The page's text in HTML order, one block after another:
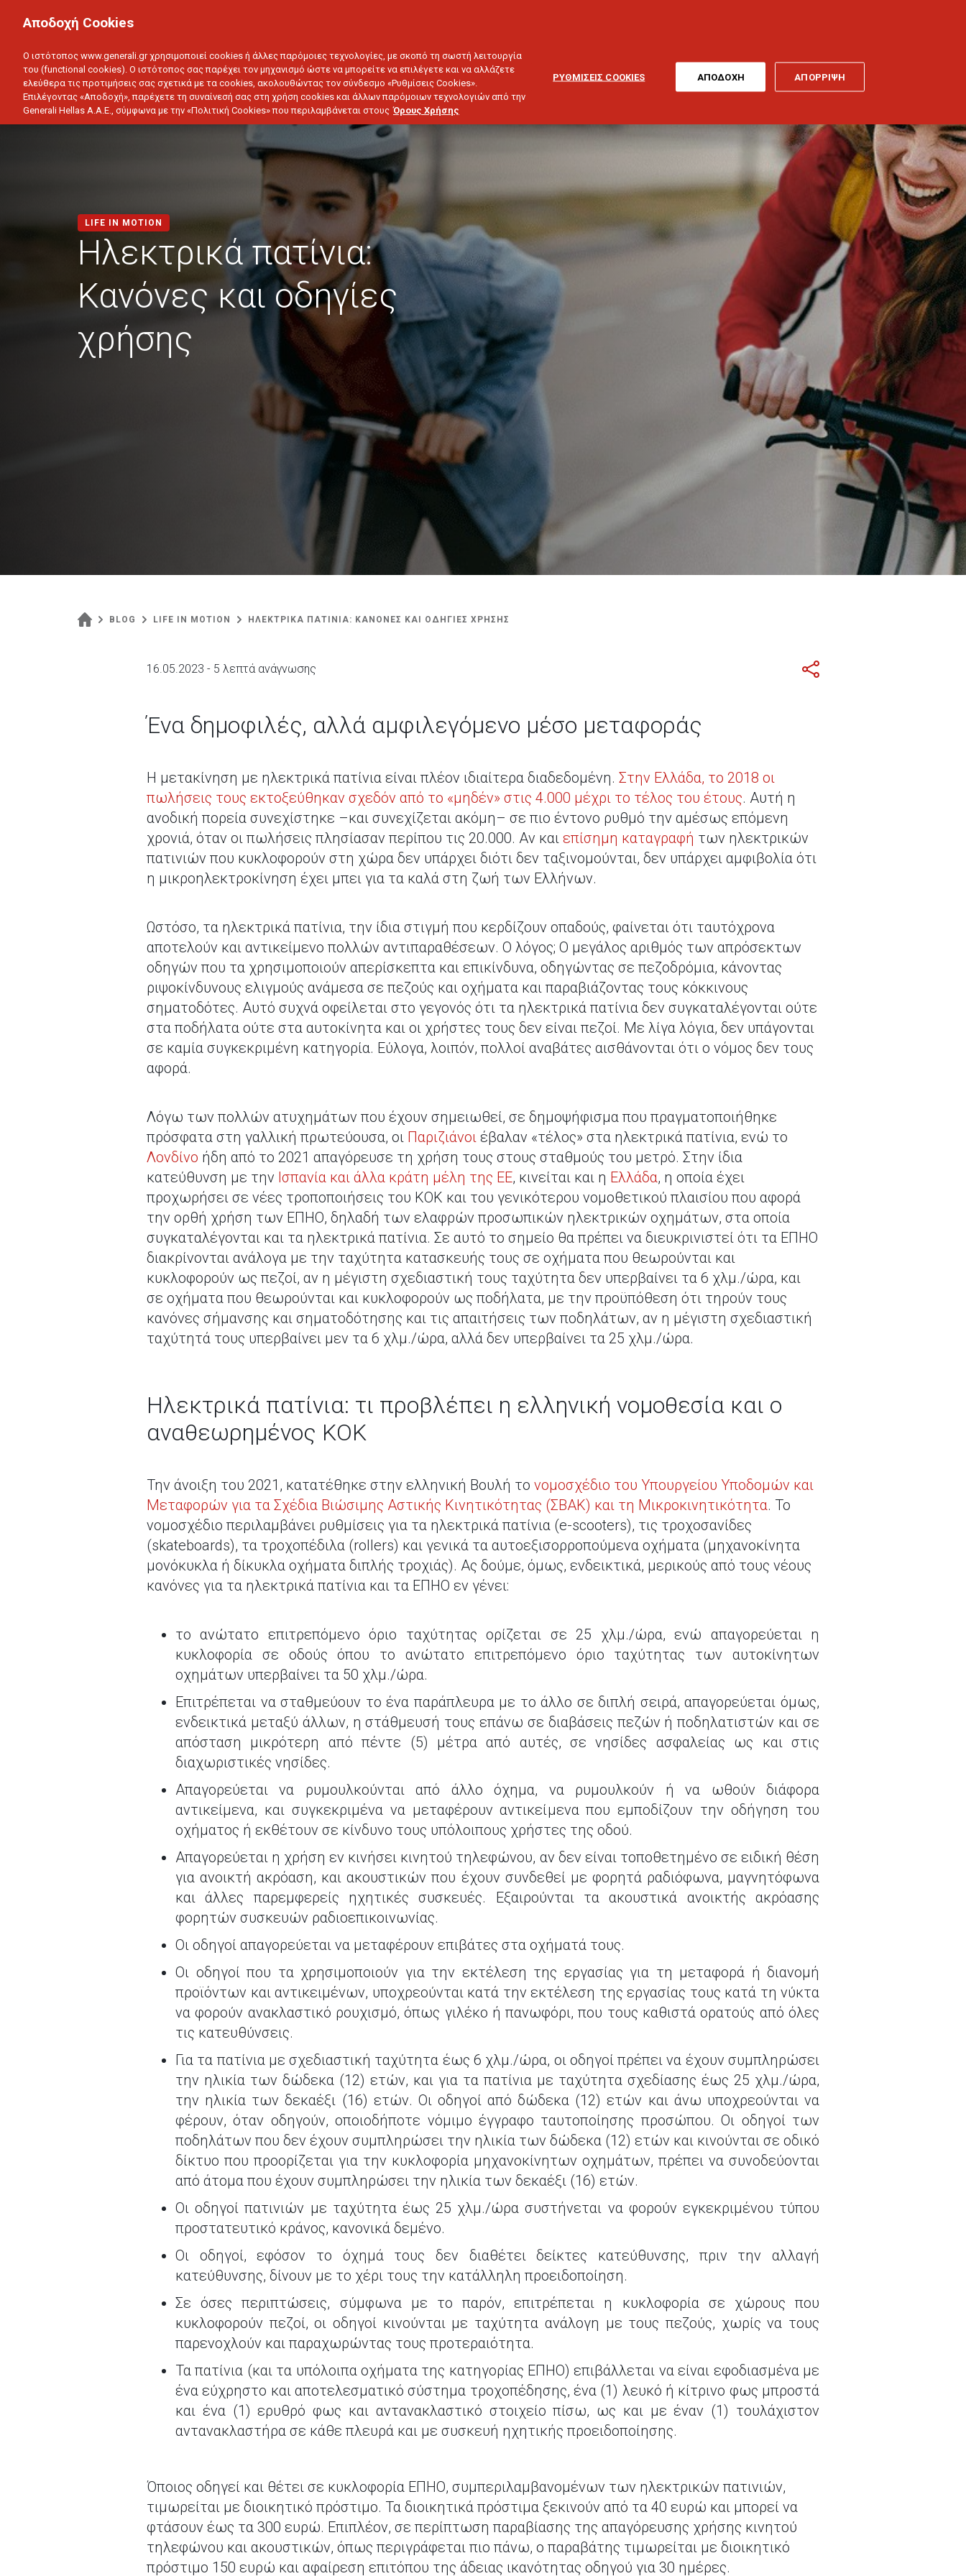
ΥΓΕΙΑ ΑΥΤΟΚΙΝΗΤΟ ΣΠΙΤΙ ΑΠΟΤΑΜΙΕΥΣΗ & ΕΠΕΝΔΥΣΕΙΣ ΤΑΞΙΔΙ ΣΚΑΦΟΣ
LIFE IN MOTION
Ηλεκτρικά πατίνια:
Κανόνες και οδηγίες
χρήσης
BLOG LIFE IN MOTION ΗΛΕΚΤΡΙΚΑ ΠΑΤΙΝΙΑ: ΚΑΝΟΝΕΣ ΚΑΙ ΟΔΗΓΙΕΣ ΧΡΗΣΗΣ
16.05.2023 - 5 λεπτά ανάγνωσης
Ένα δημοφιλές, αλλά αμφιλεγόμενο μέσο μεταφοράς
Η μετακίνηση με ηλεκτρικά πατίνια είναι πλέον ιδιαίτερα διαδεδομένη. Στην Ελλάδα, το 2018 οι
πωλήσεις τους εκτοξεύθηκαν σχεδόν από το «μηδέν» στις 4.000 μέχρι το τέλος του έτους. Αυτή η
ανοδική πορεία συνεχίστηκε –και συνεχίζεται ακόμη– σε πιο έντονο ρυθμό την αμέσως επόμενη
χρονιά, όταν οι πωλήσεις πλησίασαν περίπου τις 20.000. Αν και επίσημη καταγραφή των ηλεκτρικών
πατινιών που κυκλοφορούν στη χώρα δεν υπάρχει διότι δεν ταξινομούνται, δεν υπάρχει αμφιβολία ότι
η μικροηλεκτροκίνηση έχει μπει για τα καλά στη ζωή των Ελλήνων.
Ωστόσο, τα ηλεκτρικά πατίνια, την ίδια στιγμή που κερδίζουν οπαδούς, φαίνεται ότι ταυτόχρονα
αποτελούν και αντικείμενο πολλών αντιπαραθέσεων. Ο λόγος; Ο μεγάλος αριθμός των απρόσεκτων
οδηγών που τα χρησιμοποιούν απερίσκεπτα και επικίνδυνα, οδηγώντας σε πεζοδρόμια, κάνοντας
ριψοκίνδυνους ελιγμούς ανάμεσα σε πεζούς και οχήματα και παραβιάζοντας τους κόκκινους
σηματοδότες. Αυτό συχνά οφείλεται στο γεγονός ότι τα ηλεκτρικά πατίνια δεν συγκαταλέγονται ούτε
στα ποδήλατα ούτε στα αυτοκίνητα και οι χρήστες τους δεν είναι πεζοί. Με λίγα λόγια, δεν υπάγονται
σε καμία συγκεκριμένη κατηγορία. Εύλογα, λοιπόν, πολλοί αναβάτες αισθάνονται ότι ο νόμος δεν τους
αφορά.
Λόγω των πολλών ατυχημάτων που έχουν σημειωθεί, σε δημοψήφισμα που πραγματοποιήθηκε
πρόσφατα στη γαλλική πρωτεύουσα, οι Παριζιάνοι έβαλαν «τέλος» στα ηλεκτρικά πατίνια, ενώ το
Λονδίνο ήδη από το 2021 απαγόρευσε τη χρήση τους στους σταθμούς του μετρό. Στην ίδια
κατεύθυνση με την Ισπανία και άλλα κράτη μέλη της ΕΕ, κινείται και η Ελλάδα, η οποία έχει
προχωρήσει σε νέες τροποποιήσεις του ΚΟΚ και του γενικότερου νομοθετικού πλαισίου που αφορά
την ορθή χρήση των ΕΠΗΟ, δηλαδή των ελαφρών προσωπικών ηλεκτρικών οχημάτων, στα οποία
συγκαταλέγονται και τα ηλεκτρικά πατίνια. Σε αυτό το σημείο θα πρέπει να διευκρινιστεί ότι τα ΕΠΗΟ
διακρίνονται ανάλογα με την ταχύτητα κατασκευής τους σε οχήματα που θεωρούνται και
κυκλοφορούν ως πεζοί, αν η μέγιστη σχεδιαστική τους ταχύτητα δεν υπερβαίνει τα 6 χλμ./ώρα, και
σε οχήματα που θεωρούνται και κυκλοφορούν ως ποδήλατα, με την προϋπόθεση ότι τηρούν τους
κανόνες σήμανσης και σηματοδότησης και τις απαιτήσεις των ποδηλάτων, αν η μέγιστη σχεδιαστική
ταχύτητά τους υπερβαίνει μεν τα 6 χλμ./ώρα, αλλά δεν υπερβαίνει τα 25 χλμ./ώρα.
Ηλεκτρικά πατίνια: τι προβλέπει η ελληνική νομοθεσία και ο
αναθεωρημένος ΚΟΚ
Την άνοιξη του 2021, κατατέθηκε στην ελληνική Βουλή το νομοσχέδιο του Υπουργείου Υποδομών και
Μεταφορών για τα Σχέδια Βιώσιμης Αστικής Κινητικότητας (ΣΒΑΚ) και τη Μικροκινητικότητα. Το
νομοσχέδιο περιλαμβάνει ρυθμίσεις για τα ηλεκτρικά πατίνια (e-scooters), τις τροχοσανίδες
(skateboards), τα τροχοπέδιλα (rollers) και γενικά τα αυτοεξισορροπούμενα οχήματα (μηχανοκίνητα
μονόκυκλα ή δίκυκλα οχήματα διπλής τροχιάς). Ας δούμε, όμως, ενδεικτικά, μερικούς από τους νέους
κανόνες για τα ηλεκτρικά πατίνια και τα ΕΠΗΟ εν γένει:
το ανώτατο επιτρεπόμενο όριο ταχύτητας ορίζεται σε 25 χλμ./ώρα, ενώ απαγορεύεται η
κυκλοφορία σε οδούς όπου το ανώτατο επιτρεπόμενο όριο ταχύτητας των αυτοκίνητων
οχημάτων υπερβαίνει τα 50 χλμ./ώρα.
Επιτρέπεται να σταθμεύουν το ένα παράπλευρα με το άλλο σε διπλή σειρά, απαγορεύεται όμως,
ενδεικτικά μεταξύ άλλων, η στάθμευσή τους επάνω σε διαβάσεις πεζών ή ποδηλατιστών και σε
απόσταση μικρότερη από πέντε (5) μέτρα από αυτές, σε νησίδες ασφαλείας ως και στις
διαχωριστικές νησίδες.
Απαγορεύεται να ρυμουλκούνται από άλλο όχημα, να ρυμουλκούν ή να ωθούν διάφορα
αντικείμενα, και συγκεκριμένα να μεταφέρουν αντικείμενα που εμποδίζουν την οδήγηση του
οχήματος ή εκθέτουν σε κίνδυνο τους υπόλοιπους χρήστες της οδού.
Απαγορεύεται η χρήση εν κινήσει κινητού τηλεφώνου, αν δεν είναι τοποθετημένο σε ειδική θέση
για ανοικτή ακρόαση, και ακουστικών που έχουν συνδεθεί με φορητά ραδιόφωνα, μαγνητόφωνα
και άλλες παρεμφερείς ηχητικές συσκευές. Εξαιρούνται τα ακουστικά ανοικτής ακρόασης
φορητών συσκευών ραδιοεπικοινωνίας.
Οι οδηγοί απαγορεύεται να μεταφέρουν επιβάτες στα οχήματά τους.
Οι οδηγοί που τα χρησιμοποιούν για την εκτέλεση της εργασίας για τη μεταφορά ή διανομή
προϊόντων και αντικειμένων, υποχρεούνται κατά την εκτέλεση της εργασίας τους κατά τη νύκτα
να φορούν ανακλαστικό ρουχισμό, όπως γιλέκο ή πανωφόρι, που τους καθιστά ορατούς από όλες
τις κατευθύνσεις.
Για τα πατίνια με σχεδιαστική ταχύτητα έως 6 χλμ./ώρα, οι οδηγοί πρέπει να έχουν συμπληρώσει
την ηλικία των δώδεκα (12) ετών, και για τα πατίνια με ταχύτητα σχεδίασης έως 25 χλμ./ώρα,
την ηλικία των δεκαέξι (16) ετών. Οι οδηγοί από δώδεκα (12) ετών και άνω υποχρεούνται να
φέρουν, όταν οδηγούν, οποιοδήποτε νόμιμο έγγραφο ταυτοποίησης προσώπου. Οι οδηγοί των
ποδηλάτων που δεν έχουν συμπληρώσει την ηλικία των δώδεκα (12) ετών και κινούνται σε οδικό
δίκτυο που προορίζεται για την κυκλοφορία μηχανοκίνητων οχημάτων, πρέπει να συνοδεύονται
από άτομα που έχουν συμπληρώσει την ηλικία των δεκαέξι (16) ετών.
Οι οδηγοί πατινιών με ταχύτητα έως 25 χλμ./ώρα συστήνεται να φορούν εγκεκριμένου τύπου
προστατευτικό κράνος, κανονικά δεμένο.
Οι οδηγοί, εφόσον το όχημά τους δεν διαθέτει δείκτες κατεύθυνσης, πριν την αλλαγή
κατεύθυνσης, δίνουν με το χέρι τους την κατάλληλη προειδοποίηση.
Σε όσες περιπτώσεις, σύμφωνα με το παρόν, επιτρέπεται η κυκλοφορία σε χώρους που
κυκλοφορούν πεζοί, οι οδηγοί κινούνται με ταχύτητα ανάλογη με τους πεζούς, χωρίς να τους
παρενοχλούν και παραχωρώντας τους προτεραιότητα.
Τα πατίνια (και τα υπόλοιπα οχήματα της κατηγορίας ΕΠΗΟ) επιβάλλεται να είναι εφοδιασμένα με
ένα εύχρηστο και αποτελεσματικό σύστημα τροχοπέδησης, ένα (1) λευκό ή κίτρινο φως μπροστά
και ένα (1) ερυθρό φως και αντανακλαστικό στοιχείο πίσω, ως και με έναν (1) τουλάχιστον
αντανακλαστήρα σε κάθε πλευρά και με συσκευή ηχητικής προειδοποίησης.
Όποιος οδηγεί και θέτει σε κυκλοφορία ΕΠΗΟ, συμπεριλαμβανομένων των ηλεκτρικών πατινιών,
τιμωρείται με διοικητικό πρόστιμο. Τα διοικητικά πρόστιμα ξεκινούν από τα 40 ευρώ και μπορεί να
φτάσουν έως τα 300 ευρώ. Επιπλέον, σε περίπτωση παραβίασης της απαγόρευσης χρήσης κινητού
τηλεφώνου και ακουστικών, όπως περιγράφεται πιο πάνω, ο παραβάτης τιμωρείται με διοικητικό
πρόστιμο 150 ευρώ και αφαίρεση επιτόπου της άδειας ικανότητας οδηγού για 30 ημέρες.
Αποδοχή Cookies
Ο ιστότοπος www.generali.gr χρησιμοποιεί cookies ή άλλες παρόμοιες τεχνολογίες, με σκοπό τη σωστή λειτουργία
του (functional cookies). Ο ιστότοπος σας παρέχει τον μηχανισμό ώστε να μπορείτε να επιλέγετε και να αλλάζετε
ελεύθερα τις προτιμήσεις σας σχετικά με τα cookies, ακολουθώντας τον σύνδεσμο «Ρυθμίσεις Cookies».
Επιλέγοντας «Αποδοχή», παρέχετε τη συναίνεσή σας στη χρήση cookies και άλλων παρόμοιων τεχνολογιών από την
Generali Hellas A.A.E., σύμφωνα με την «Πολιτική Cookies» που περιλαμβάνεται στους Όρους Χρήσης
ΡΥΘΜΙΣΕΙΣ COOKIES ΑΠΟΡΡΙΨΗ
ΑΠΟΔΟΧΗ